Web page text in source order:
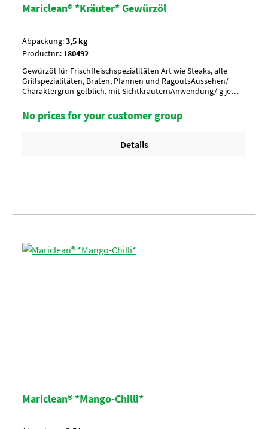
Mariclean® *Kräuter* Gewürzöl
Abpackung:3,5 kg
Productnr.: 180492
Gewürzöl für Frischfleischspezialitäten Art wie Steaks, alle
Grillspezialitäten, Braten, Pfannen und RagoutsAussehen/
Charaktergrün-gelblich, mit SichtkräuternAnwendung/ g je
Geschnetzeltes_x000D_ Vor Gebrauch umrühren
!Umverpackung18 Eimer a 3,5 kg per Lage/ 6 Lagen per Palette
No prices for your customer group
Details
Mariclean® *Mango-Chilli*